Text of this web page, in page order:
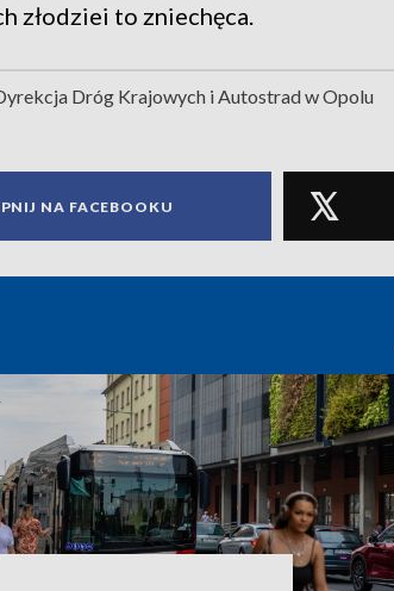
złodziei to zniechęca.
Dróg Krajowych i Autostrad w Opolu
NA FACEBOOKU